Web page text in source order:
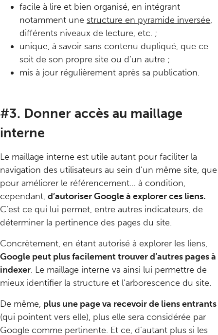
facile à lire et bien organisé, en intégrant
notamment une structure en pyramide inversée,
différents niveaux de lecture, etc. ;
unique, à savoir sans contenu dupliqué, que ce
soit de son propre site ou d’un autre ;
mis à jour régulièrement après sa publication.
#3. Donner accès au maillage
interne
Le maillage interne est utile autant pour faciliter la
navigation des utilisateurs au sein d’un même site, que
pour améliorer le référencement… à condition,
cependant, d’autoriser Google à explorer ces liens.
C’est ce qui lui permet, entre autres indicateurs, de
déterminer la pertinence des pages du site.
Concrètement, en étant autorisé à explorer les liens,
Google peut plus facilement trouver d’autres pages à
indexer. Le maillage interne va ainsi lui permettre de
mieux identifier la structure et l’arborescence du site.
De même, plus une page va recevoir de liens entrants
(qui pointent vers elle), plus elle sera considérée par
Google comme pertinente. Et ce, d’autant plus si les